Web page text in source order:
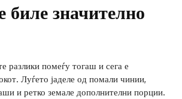
биле значително
разлики помеѓу тогаш и сега е
Луѓето јаделе од помали чинии,
и ретко земале дополнителни порции.